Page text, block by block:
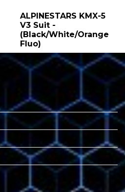
ALPINESTARS KMX-5
V3 Suit -
(Black/White/Orange
Fluo)